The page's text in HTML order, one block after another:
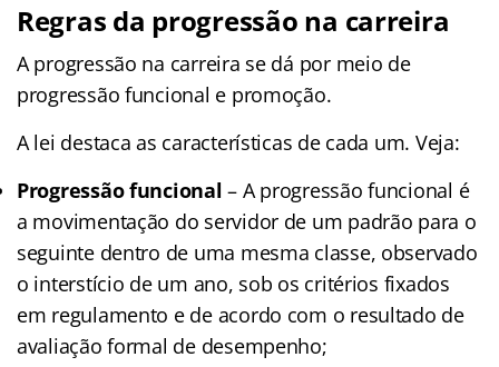
Regras da progressão na carreira
A progressão na carreira se dá por meio de
progressão funcional e promoção.
A lei destaca as características de cada um. Veja:
Progressão funcional – A progressão funcional é
a movimentação do servidor de um padrão para o
seguinte dentro de uma mesma classe, observado
o interstício de um ano, sob os critérios fixados
em regulamento e de acordo com o resultado de
avaliação formal de desempenho;